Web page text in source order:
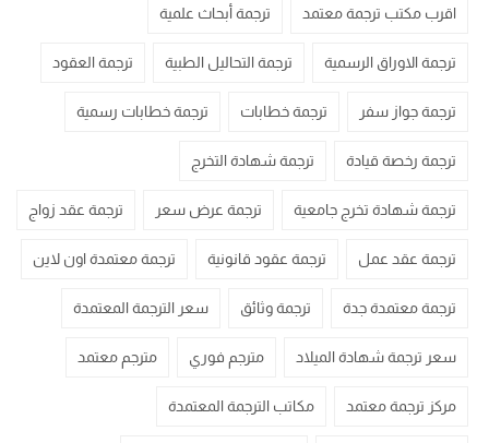
اقرب مكتب ترجمة معتمد ترجمة أبحاث علمية
ترجمة الاوراق الرسمية ترجمة التحاليل الطبية ترجمة العقود
ترجمة جواز سفر ترجمة خطابات ترجمة خطابات رسمية
ترجمة رخصة قيادة ترجمة شهادة التخرج
ترجمة شهادة تخرج جامعية ترجمة عرض سعر ترجمة عقد زواج
ترجمة عقد عمل ترجمة عقود قانونية ترجمة معتمدة اون لاين
ترجمة معتمدة جدة ترجمة وثائق سعر الترجمة المعتمدة
سعر ترجمة شهادة الميلاد مترجم فوري مترجم معتمد
مركز ترجمة معتمد مكاتب الترجمة المعتمدة